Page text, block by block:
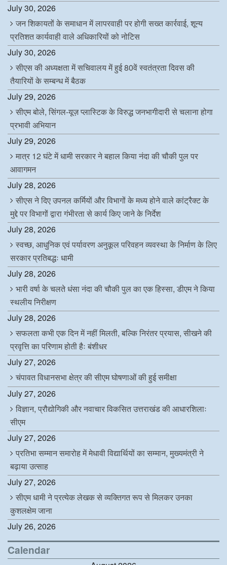
July 30, 2026
जन शिकायतों के समाधान में लापरवाही पर होगी सख्त कार्रवाई, शून्य
प्रतिशत कार्यवाही वाले अधिकारियों को नोटिस
July 30, 2026
सीएस की अध्यक्षता में सचिवालय में हुई 80वें स्वतंत्रता दिवस की
तैयारियों के सम्बन्ध में बैठक
July 29, 2026
सीएम बोले, सिंगल-यूज़ प्लास्टिक के विरुद्ध जनभागीदारी से चलाना होगा
प्रभावी अभियान
July 29, 2026
मात्र 12 घंटे में धामी सरकार ने बहाल किया नंदा की चौकी पुल पर
आवागमन
July 28, 2026
सीएस ने दिए उपनल कर्मियों और विभागों के मध्य होने वाले कांट्रैक्ट के
मुद्दे पर विभागों द्वारा गंभीरता से कार्य किए जाने के निर्देश
July 28, 2026
स्वच्छ, आधुनिक एवं पर्यावरण अनुकूल परिवहन व्यवस्था के निर्माण के लिए
सरकार प्रतिबद्धः धामी
July 28, 2026
भारी वर्षा के चलते धंसा नंदा की चौकी पुल का एक हिस्सा, डीएम ने किया
स्थलीय निरीक्षण
July 28, 2026
सफलता कभी एक दिन में नहीं मिलती, बल्कि निरंतर प्रयास, सीखने की
प्रवृत्ति का परिणाम होती हैः बंशीधर
July 27, 2026
चंपावत विधानसभा क्षेत्र की सीएम घोषणाओं की हुई समीक्षा
July 27, 2026
विज्ञान, प्रौद्योगिकी और नवाचार विकसित उत्तराखंड की आधारशिलाः
सीएम
July 27, 2026
प्रतिभा सम्मान समारोह में मेधावी विद्यार्थियों का सम्मान, मुख्यमंत्री ने
बढ़ाया उत्साह
July 27, 2026
सीएम धामी ने प्रत्येक लेखक से व्यक्तिगत रूप से मिलकर उनका
कुशलक्षेम जाना
July 26, 2026
Calendar